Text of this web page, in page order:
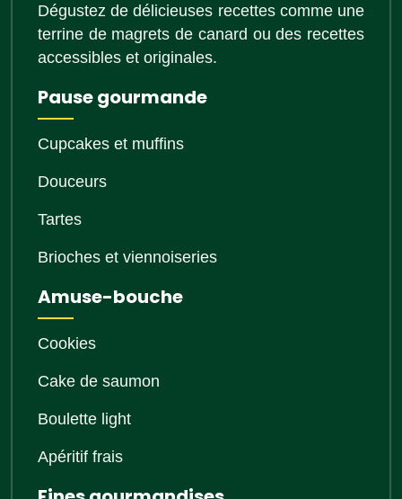
Dégustez de délicieuses recettes comme une
terrine de magrets de canard ou des recettes
accessibles et originales.
Pause gourmande
Cupcakes et muffins
Douceurs
Tartes
Brioches et viennoiseries
Amuse-bouche
Cookies
Cake de saumon
Boulette light
Apéritif frais